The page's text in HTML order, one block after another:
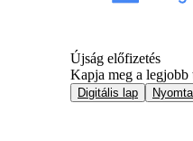
Újság előfizetés
Kapja meg a legjobb
Digitális lap